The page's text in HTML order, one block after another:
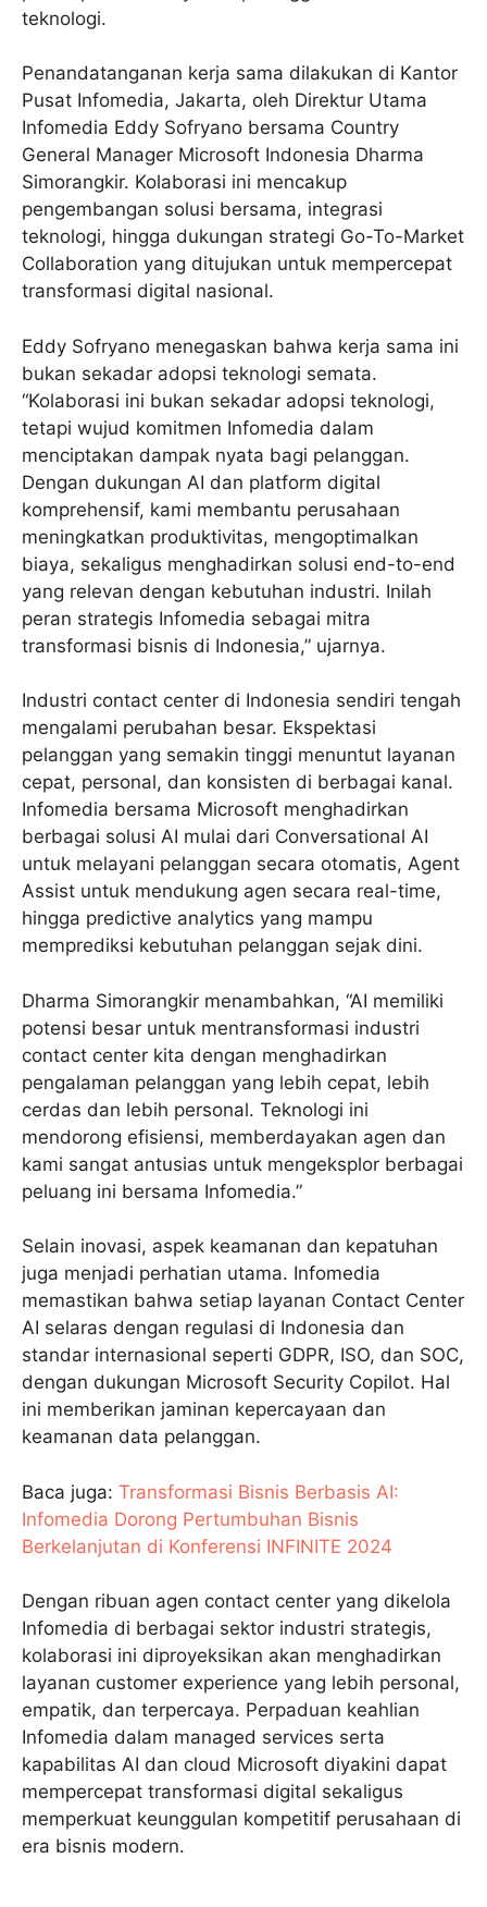
teknologi.
Penandatanganan kerja sama dilakukan di Kantor
Pusat Infomedia, Jakarta, oleh Direktur Utama
Infomedia Eddy Sofryano bersama Country
General Manager Microsoft Indonesia Dharma
Simorangkir. Kolaborasi ini mencakup
pengembangan solusi bersama, integrasi
teknologi, hingga dukungan strategi Go-To-Market
Collaboration yang ditujukan untuk mempercepat
transformasi digital nasional.
Eddy Sofryano menegaskan bahwa kerja sama ini
bukan sekadar adopsi teknologi semata.
“Kolaborasi ini bukan sekadar adopsi teknologi,
tetapi wujud komitmen Infomedia dalam
menciptakan dampak nyata bagi pelanggan.
Dengan dukungan AI dan platform digital
komprehensif, kami membantu perusahaan
meningkatkan produktivitas, mengoptimalkan
biaya, sekaligus menghadirkan solusi end-to-end
yang relevan dengan kebutuhan industri. Inilah
peran strategis Infomedia sebagai mitra
transformasi bisnis di Indonesia,” ujarnya.
Industri contact center di Indonesia sendiri tengah
mengalami perubahan besar. Ekspektasi
pelanggan yang semakin tinggi menuntut layanan
cepat, personal, dan konsisten di berbagai kanal.
Infomedia bersama Microsoft menghadirkan
berbagai solusi AI mulai dari Conversational AI
untuk melayani pelanggan secara otomatis, Agent
Assist untuk mendukung agen secara real-time,
hingga predictive analytics yang mampu
memprediksi kebutuhan pelanggan sejak dini.
Dharma Simorangkir menambahkan, “AI memiliki
potensi besar untuk mentransformasi industri
contact center kita dengan menghadirkan
pengalaman pelanggan yang lebih cepat, lebih
cerdas dan lebih personal. Teknologi ini
mendorong efisiensi, memberdayakan agen dan
kami sangat antusias untuk mengeksplor berbagai
peluang ini bersama Infomedia.”
Selain inovasi, aspek keamanan dan kepatuhan
juga menjadi perhatian utama. Infomedia
memastikan bahwa setiap layanan Contact Center
AI selaras dengan regulasi di Indonesia dan
standar internasional seperti GDPR, ISO, dan SOC,
dengan dukungan Microsoft Security Copilot. Hal
ini memberikan jaminan kepercayaan dan
keamanan data pelanggan.
Baca juga: Transformasi Bisnis Berbasis AI:
Infomedia Dorong Pertumbuhan Bisnis
Berkelanjutan di Konferensi INFINITE 2024
Dengan ribuan agen contact center yang dikelola
Infomedia di berbagai sektor industri strategis,
kolaborasi ini diproyeksikan akan menghadirkan
layanan customer experience yang lebih personal,
empatik, dan terpercaya. Perpaduan keahlian
Infomedia dalam managed services serta
kapabilitas AI dan cloud Microsoft diyakini dapat
mempercepat transformasi digital sekaligus
memperkuat keunggulan kompetitif perusahaan di
era bisnis modern.